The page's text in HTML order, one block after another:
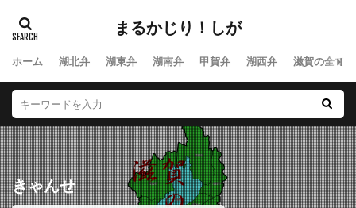
まるかじり！しが
ホーム 湖北弁 湖東弁 湖南弁 甲賀弁 湖西弁 滋賀の全て
きゃんせ